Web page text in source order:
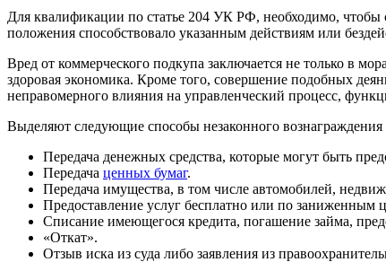
Для квалификации по статье 204 УК РФ, необходимо, чтобы
положения способствовало указанным действиям или
Вред от коммерческого подкупа заключается не только в
здоровая экономика. Кроме того, совершение подобных
неправомерного влияния на управленческий процесс,
Выделяют следующие способы незаконного вознаграждения
Передача денежных средства, которые могут быть
Передача ценных бумаг.
Передача имущества, в том числе автомобилей,
Предоставление услуг бесплатно или по
Списание имеющегося кредита, погашение займа,
«Откат».
Отзыв иска из суда либо заявления из